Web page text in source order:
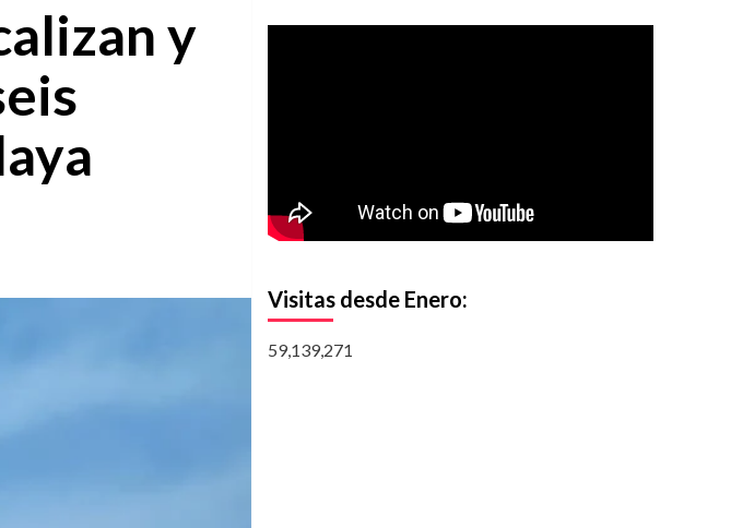
y
Visitas desde Enero:
59,139,271